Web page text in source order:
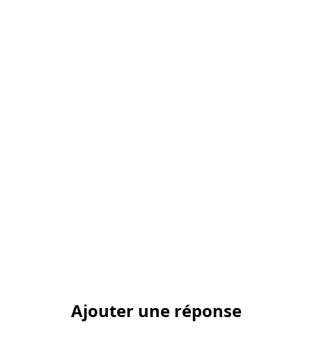
Ajouter une réponse